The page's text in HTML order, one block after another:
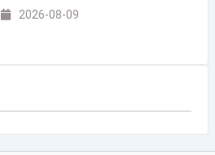
2026-08-09